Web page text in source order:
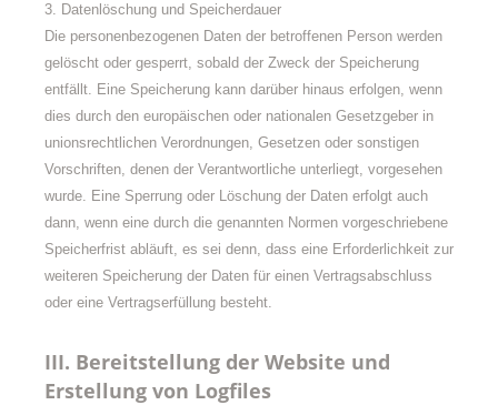
3. Datenlöschung und Speicherdauer
Die personenbezogenen Daten der betroffenen Person werden
gelöscht oder gesperrt, sobald der Zweck der Speicherung
entfällt. Eine Speicherung kann darüber hinaus erfolgen, wenn
dies durch den europäischen oder nationalen Gesetzgeber in
unionsrechtlichen Verordnungen, Gesetzen oder sonstigen
Vorschriften, denen der Verantwortliche unterliegt, vorgesehen
wurde. Eine Sperrung oder Löschung der Daten erfolgt auch
dann, wenn eine durch die genannten Normen vorgeschriebene
Speicherfrist abläuft, es sei denn, dass eine Erforderlichkeit zur
weiteren Speicherung der Daten für einen Vertragsabschluss
oder eine Vertragserfüllung besteht.
III. Bereitstellung der Website und
Erstellung von Logfiles